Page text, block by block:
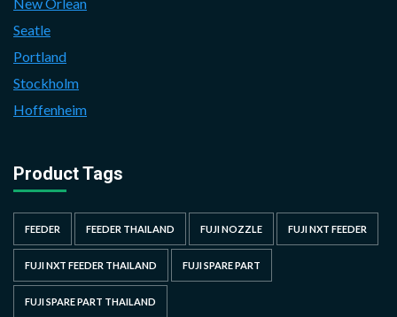
Seatle
Portland
Stockholm
Hoffenheim
Product Tags
FEEDER FEEDER THAILAND FUJI NOZZLE FUJI NXT FEEDER
FUJI NXT FEEDER THAILAND FUJI SPARE PART
FUJI SPARE PART THAILAND